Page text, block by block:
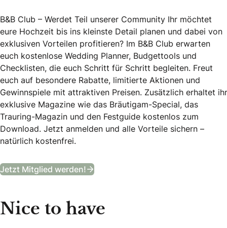
B&B Club – Werdet Teil unserer Community Ihr möchtet
eure Hochzeit bis ins kleinste Detail planen und dabei von
exklusiven Vorteilen profitieren? Im B&B Club erwarten
euch kostenlose Wedding Planner, Budgettools und
Checklisten, die euch Schritt für Schritt begleiten. Freut
euch auf besondere Rabatte, limitierte Aktionen und
Gewinnspiele mit attraktiven Preisen. Zusätzlich erhaltet ihr
exklusive Magazine wie das Bräutigam-Special, das
Trauring-Magazin und den Festguide kostenlos zum
Download. Jetzt anmelden und alle Vorteile sichern –
natürlich kostenfrei.
Jetzt Mitglied werden!
Nice to have